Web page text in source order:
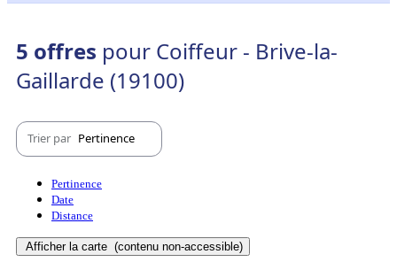
5 offres pour Coiffeur - Brive-la-
Gaillarde (19100)
Trier par Pertinence
Pertinence
Date
Distance
Afficher la carte (contenu non-accessible)